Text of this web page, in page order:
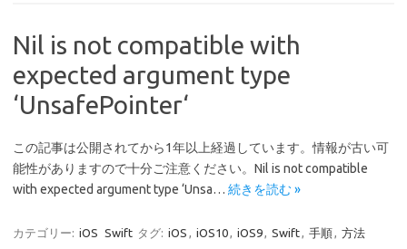
Nil is not compatible with
expected argument type
‘UnsafePointer‘
この記事は公開されてから1年以上経過しています。情報が古い可
能性がありますので十分ご注意ください。Nil is not compatible
with expected argument type ‘Unsa… 続きを読む »
カテゴリー: iOS Swift タグ: iOS , iOS10, iOS9, Swift, 手順, 方法